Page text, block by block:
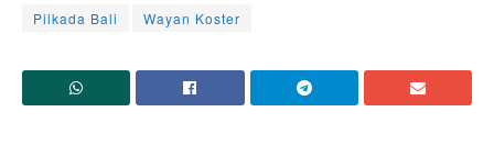
Pilkada Bali
Wayan Koster